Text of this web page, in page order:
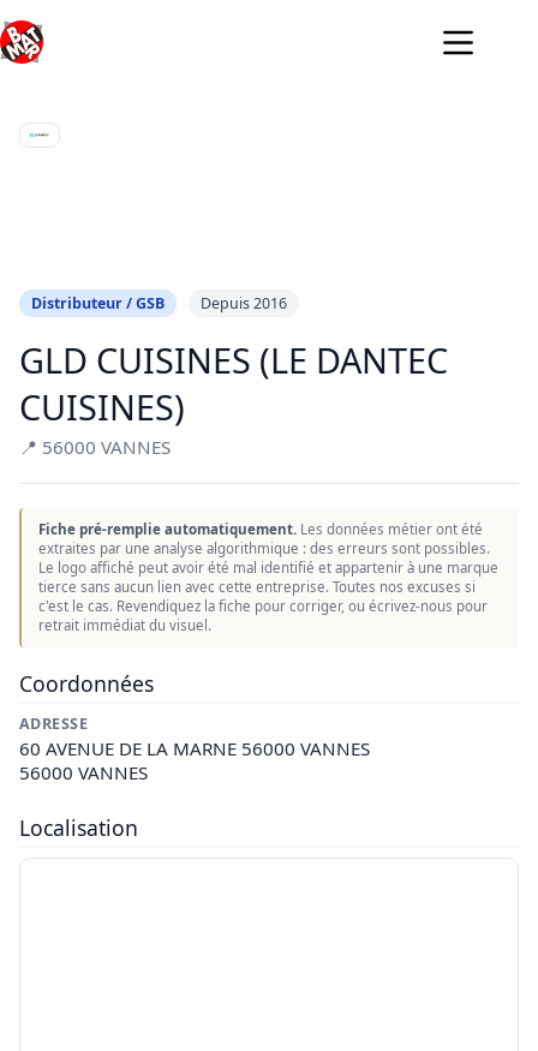
au
contenu
Distributeur / GSB Depuis 2016
GLD CUISINES (LE DANTEC
CUISINES)
📍 56000 VANNES
Fiche pré-remplie automatiquement. Les données métier ont été
extraites par une analyse algorithmique : des erreurs sont possibles.
Le logo affiché peut avoir été mal identifié et appartenir à une marque
tierce sans aucun lien avec cette entreprise. Toutes nos excuses si
c'est le cas. Revendiquez la fiche pour corriger, ou écrivez-nous pour
retrait immédiat du visuel.
Coordonnées
ADRESSE
60 AVENUE DE LA MARNE 56000 VANNES
56000 VANNES
Localisation